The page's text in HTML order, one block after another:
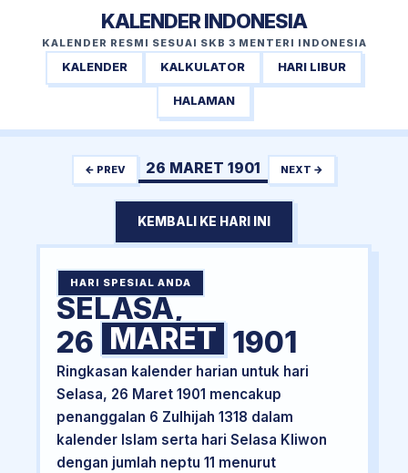
KALENDER INDONESIA
KALENDER RESMI SESUAI SKB 3 MENTERI INDONESIA
KALENDER KALKULATOR HARI LIBUR
HALAMAN
← PREV 26 MARET 1901 NEXT →
KEMBALI KE HARI INI
HARI SPESIAL ANDA
SELASA,
26 MARET 1901
Ringkasan kalender harian untuk hari
Selasa, 26 Maret 1901 mencakup
penanggalan 6 Zulhijah 1318 dalam
kalender Islam serta hari Selasa Kliwon
dengan jumlah neptu 11 menurut